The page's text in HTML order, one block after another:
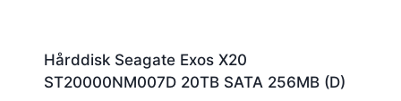
Hårddisk Seagate Exos X20
ST20000NM007D 20TB SATA 256MB (D)